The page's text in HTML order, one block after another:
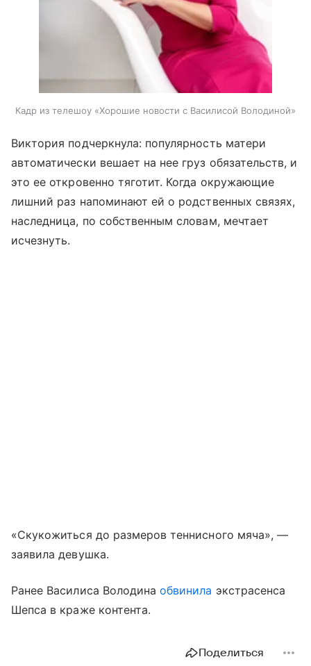
Кадр из телешоу «Хорошие новости с Василисой Володиной»
Виктория подчеркнула: популярность матери
автоматически вешает на нее груз обязательств, и
это ее откровенно тяготит. Когда окружающие
лишний раз напоминают ей о родственных связях,
наследница, по собственным словам, мечтает
исчезнуть.
«Скукожиться до размеров теннисного мяча», —
заявила девушка.
Ранее Василиса Володинаобвинила экстрасенса
Шепса в краже контента.
Поделиться